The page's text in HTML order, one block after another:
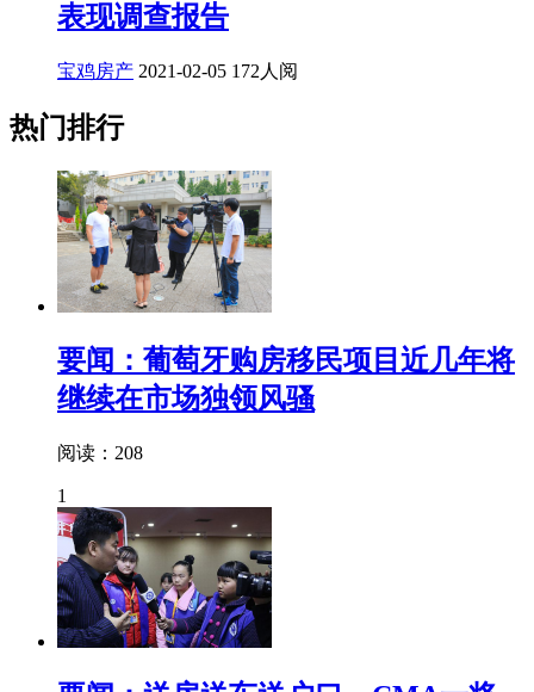
表现调查报告
宝鸡房产 2021-02-05 172人阅
热门排行
要闻：葡萄牙购房移民项目近几年将
继续在市场独领风骚
阅读：208
1